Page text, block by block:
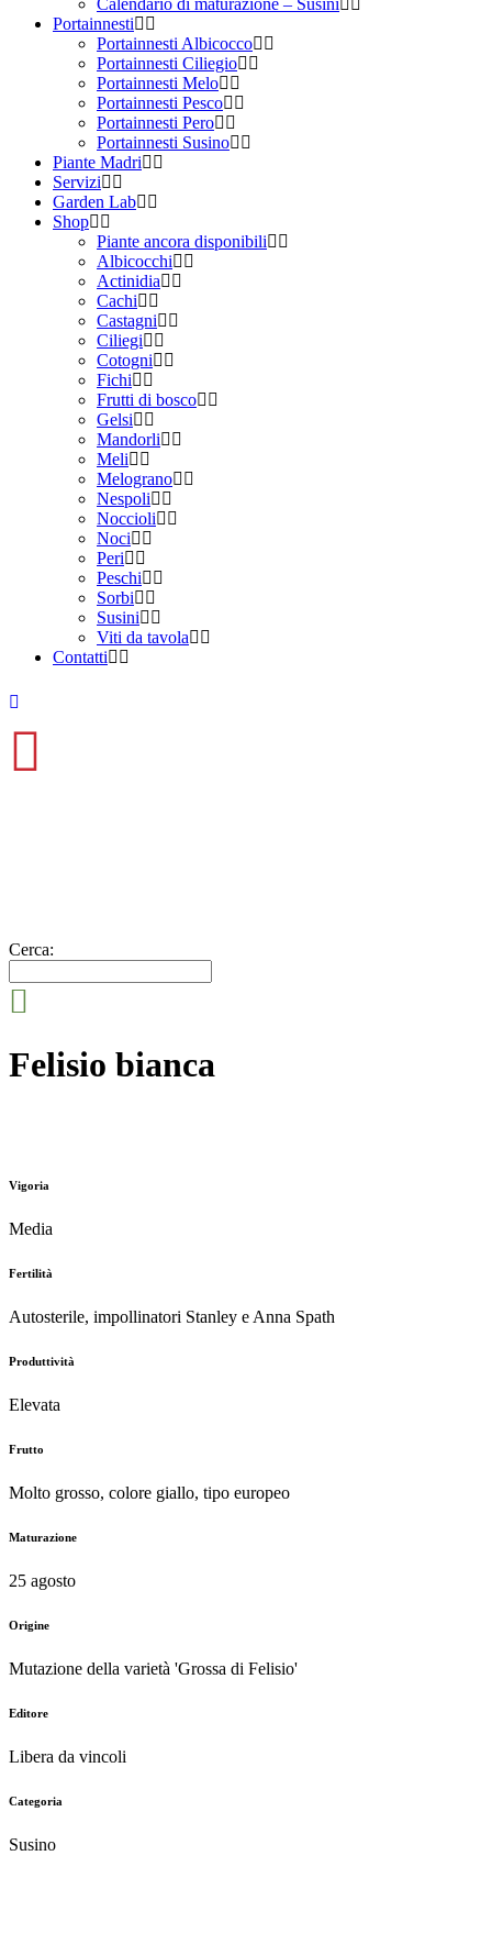
Calendario di maturazione – Susini
Portainnesti
Portainnesti Albicocco
Portainnesti Ciliegio
Portainnesti Melo
Portainnesti Pesco
Portainnesti Pero
Portainnesti Susino
Piante Madri
Servizi
Garden Lab
Shop
Piante ancora disponibili
Albicocchi
Actinidia
Cachi
Castagni
Ciliegi
Cotogni
Fichi
Frutti di bosco
Gelsi
Mandorli
Meli
Melograno
Nespoli
Noccioli
Noci
Peri
Peschi
Sorbi
Susini
Viti da tavola
Contatti
Cerca:
Felisio bianca
Vigoria
Media
Fertilità
Autosterile, impollinatori Stanley e Anna Spath
Produttività
Elevata
Frutto
Molto grosso, colore giallo, tipo europeo
Maturazione
25 agosto
Origine
Mutazione della varietà 'Grossa di Felisio'
Editore
Libera da vincoli
Categoria
Susino